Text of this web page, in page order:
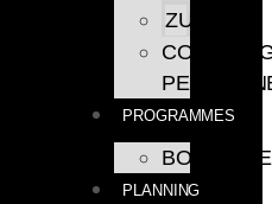
ZUMBA
PROGRAMMES
BOUTIQUE
PLANNING